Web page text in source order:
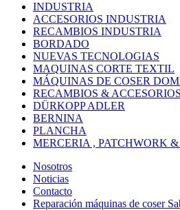
INDUSTRIA
ACCESORIOS INDUSTRIA
RECAMBIOS INDUSTRIA
BORDADO
NUEVAS TECNOLOGIAS
MAQUINAS CORTE TEXTIL
MÁQUINAS DE COSER
RECAMBIOS & ACCESORIOS
DÜRKOPP ADLER
BERNINA
PLANCHA
MERCERIA , PATCHWORK &
Nosotros
Noticias
Contacto
Reparación máquinas de coser